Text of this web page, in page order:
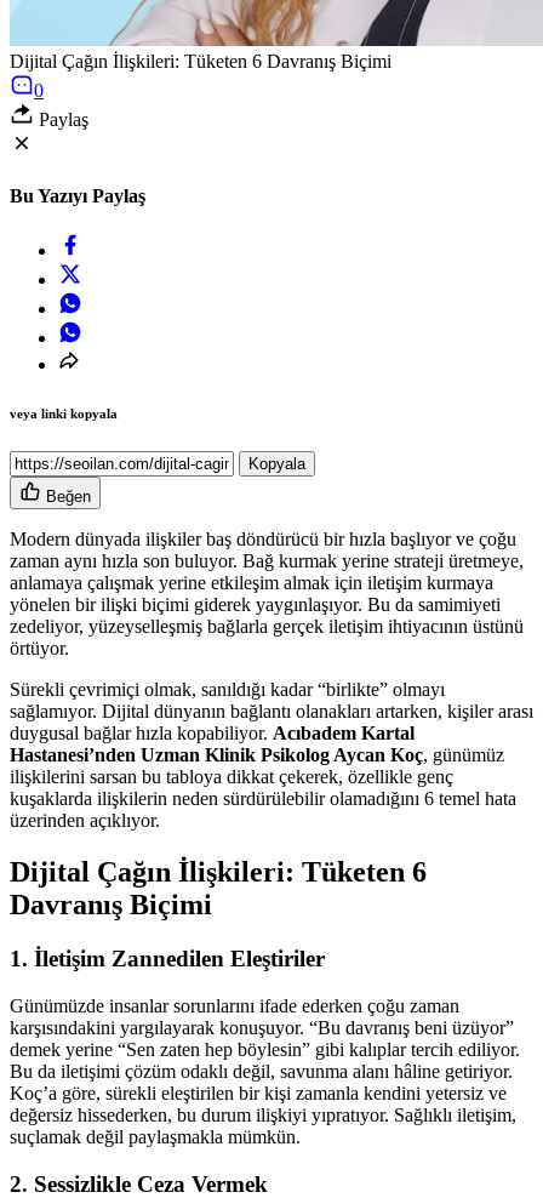
Dijital Çağın İlişkileri: Tüketen 6 Davranış Biçimi
0
Paylaş
Bu Yazıyı Paylaş
veya linki kopyala
Kopyala
Beğen
Modern dünyada ilişkiler baş döndürücü bir hızla başlıyor ve çoğu
zaman aynı hızla son buluyor. Bağ kurmak yerine strateji üretmeye,
anlamaya çalışmak yerine etkileşim almak için iletişim kurmaya
yönelen bir ilişki biçimi giderek yaygınlaşıyor. Bu da samimiyeti
zedeliyor, yüzeyselleşmiş bağlarla gerçek iletişim ihtiyacının üstünü
örtüyor.
Sürekli çevrimiçi olmak, sanıldığı kadar “birlikte” olmayı
sağlamıyor. Dijital dünyanın bağlantı olanakları artarken, kişiler arası
duygusal bağlar hızla kopabiliyor. Acıbadem Kartal
Hastanesi’nden Uzman Klinik Psikolog Aycan Koç, günümüz
ilişkilerini sarsan bu tabloya dikkat çekerek, özellikle genç
kuşaklarda ilişkilerin neden sürdürülebilir olamadığını 6 temel hata
üzerinden açıklıyor.
Dijital Çağın İlişkileri: Tüketen 6
Davranış Biçimi
1. İletişim Zannedilen Eleştiriler
Günümüzde insanlar sorunlarını ifade ederken çoğu zaman
karşısındakini yargılayarak konuşuyor. “Bu davranış beni üzüyor”
demek yerine “Sen zaten hep böylesin” gibi kalıplar tercih ediliyor.
Bu da iletişimi çözüm odaklı değil, savunma alanı hâline getiriyor.
Koç’a göre, sürekli eleştirilen bir kişi zamanla kendini yetersiz ve
değersiz hissederken, bu durum ilişkiyi yıpratıyor. Sağlıklı iletişim,
suçlamak değil paylaşmakla mümkün.
2. Sessizlikle Ceza Vermek